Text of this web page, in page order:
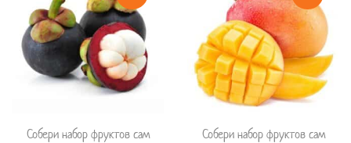
Собери набор фруктов сам Собери набор фруктов сам